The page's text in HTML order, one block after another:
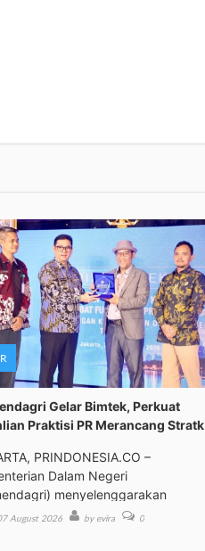
Gelar Bimtek, Perkuat
Praktisi PR Merancang Stratk
PRINDONESIA.CO –
Dalam Negeri
menyelenggarakan
Tek
August 2026 by evira 0